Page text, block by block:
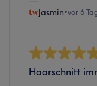
Jasmin•vor 6
Haarschnitt